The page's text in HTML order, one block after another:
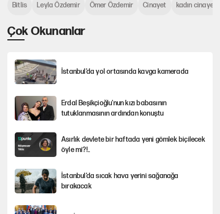
Çok Okunanlar
İstanbul’da yol ortasında kavga kamerada
Erdal Beşikçioğlu'nun kızı babasının
tutuklanmasının ardından konuştu
Asırlık devlete bir haftada yeni gömlek biçilecek
öyle mi?!..
İstanbul’da sıcak hava yerini sağanağa
bırakacak
Bitlis Leyla Özdemir Ömer Özdemir Cinayet kadın cinayeti